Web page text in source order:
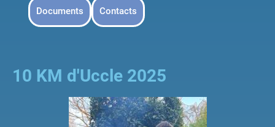
Documents Contacts
10 KM d'Uccle 2025